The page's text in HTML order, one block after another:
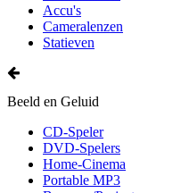
Accu's
Cameralenzen
Statieven
Beeld en Geluid
CD-Speler
DVD-Spelers
Home-Cinema
Portable MP3